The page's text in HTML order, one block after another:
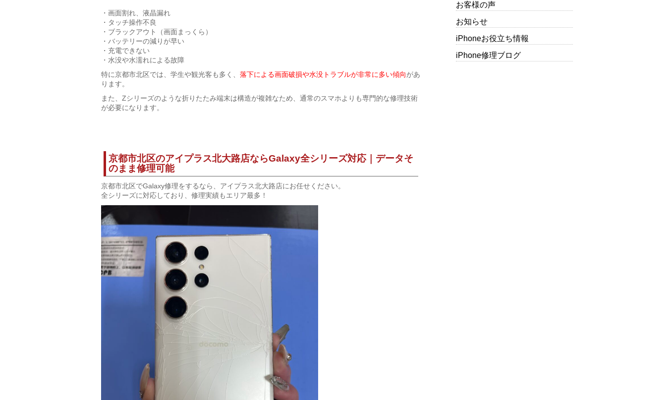
・画面割れ、液晶漏れ
・タッチ操作不良
・ブラックアウト（画面まっくら）
・バッテリーの減りが早い
・充電できない
・水没や水濡れによる故障
特に京都市北区では、学生や観光客も多く、 落下による画面破損や水没トラブルが非常に多い傾向があ
ります。
また、Zシリーズのような折りたたみ端末は構造が複雑なため、通常のスマホよりも専門的な修理技術
が必要になります。
京都市北区のアイプラス北大路店ならGalaxy全シリーズ対応｜データそ
のまま修理可能
京都市北区でGalaxy修理をするなら、 アイプラス北大路店にお任せください。
全シリーズに対応しており、修理実績もエリア最多！
お客様の声
お知らせ
iPhoneお役立ち情報
iPhone修理ブログ